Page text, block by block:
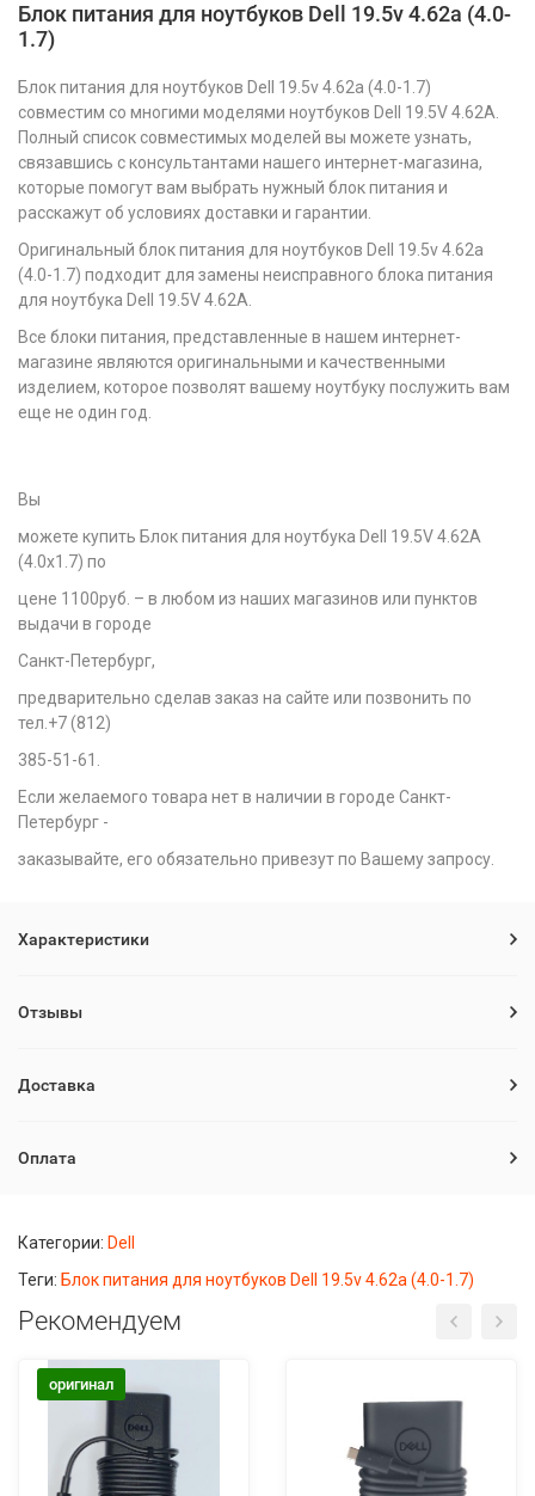
Блок питания для ноутбуков Dell 19.5v 4.62a (4.0-
1.7)
Блок питания для ноутбуков Dell 19.5v 4.62a (4.0-1.7)
совместим со многими моделями ноутбуков Dell 19.5V 4.62A.
Полный список совместимых моделей вы можете узнать,
связавшись с консультантами нашего интернет-магазина,
которые помогут вам выбрать нужный блок питания и
расскажут об условиях доставки и гарантии.
Оригинальный блок питания для ноутбуков Dell 19.5v 4.62a
(4.0-1.7) подходит для замены неисправного блока питания
для ноутбука Dell 19.5V 4.62A.
Все блоки питания, представленные в нашем интернет-
магазине являются оригинальными и качественными
изделием, которое позволят вашему ноутбуку послужить вам
еще не один год.
Вы
можете купить Блок питания для ноутбука Dell 19.5V 4.62A
(4.0x1.7) по
цене 1100руб. – в любом из наших магазинов или пунктов
выдачи в городе
Санкт-Петербург,
предварительно сделав заказ на сайте или позвонить по
тел.+7 (812)
385-51-61.
Если желаемого товара нет в наличии в городе Санкт-
Петербург -
заказывайте, его обязательно привезут по Вашему запросу.
Характеристики
Отзывы
Доставка
Оплата
Категории: Dell
Теги: Блок питания для ноутбуков Dell 19.5v 4.62a (4.0-1.7)
Рекомендуем
оригинал